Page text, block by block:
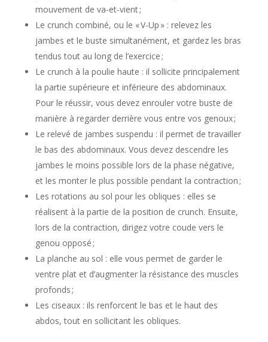
mouvement de va-et-vient ;
Le crunch combiné, ou le « V-Up » : relevez les
jambes et le buste simultanément, et gardez les bras
tendus tout au long de l’exercice ;
Le crunch à la poulie haute : il sollicite principalement
la partie supérieure et inférieure des abdominaux.
Pour le réussir, vous devez enrouler votre buste de
manière à regarder derrière vous entre vos genoux ;
Le relevé de jambes suspendu : il permet de travailler
le bas des abdominaux. Vous devez descendre les
jambes le moins possible lors de la phase négative,
et les monter le plus possible pendant la contraction ;
Les rotations au sol pour les obliques : elles se
réalisent à la partie de la position de crunch. Ensuite,
lors de la contraction, dirigez votre coude vers le
genou opposé ;
La planche au sol : elle vous permet de garder le
ventre plat et d’augmenter la résistance des muscles
profonds ;
Les ciseaux : ils renforcent le bas et le haut des
abdos, tout en sollicitant les obliques.